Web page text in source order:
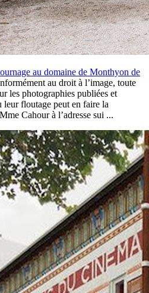
au domaine de Monthyon de
au droit à l’image, toute
les photographies publiées et
leur floutage peut en faire la
Cahour à l’adresse sui ...